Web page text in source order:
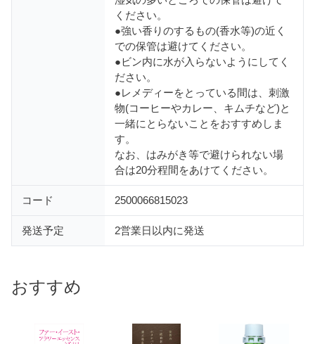
おすすめ
ください。
●強い香りのするもの(香水等)の近く
での保管は避けてください。
●ビン内に水が入らないようにしてく
ださい。
●レメディーをとっている間は、刺激
物(コーヒーやカレー、キムチなど)と
一緒にとらないことをおすすめしま
す。
なお、はみがき等で避けられない場
合は20分程間をあけてください。
コード 2500066815023
発送予定 2営業日以内に発送